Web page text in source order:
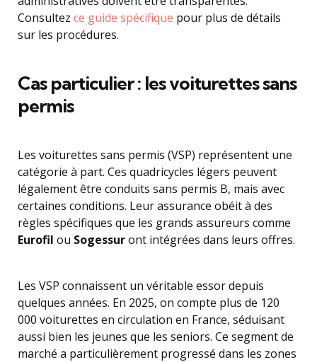
Consultez ce guide spécifique pour plus de détails
sur les procédures.
Cas particulier : les voiturettes sans
permis
Les voiturettes sans permis (VSP) représentent une
catégorie à part. Ces quadricycles légers peuvent
légalement être conduits sans permis B, mais avec
certaines conditions. Leur assurance obéit à des
règles spécifiques que les grands assureurs comme
Eurofil ou Sogessuront intégrées dans leurs offres.
Les VSP connaissent un véritable essor depuis
quelques années. En 2025, on compte plus de 120
000 voiturettes en circulation en France, séduisant
aussi bien les jeunes que les seniors. Ce segment de
marché a particulièrement progressé dans les zones